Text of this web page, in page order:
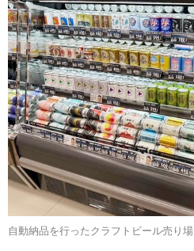
自動納品を行ったクラフトビール売り場